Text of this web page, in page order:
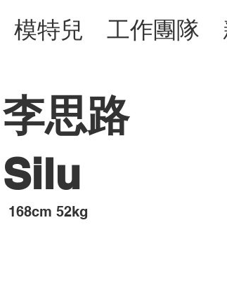
模特兒 工作團隊
李思路
Silu
168cm 52kg